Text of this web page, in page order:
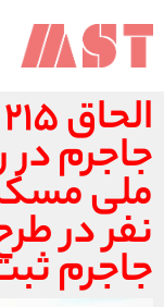
جاجرم
نفر در
جاجرم